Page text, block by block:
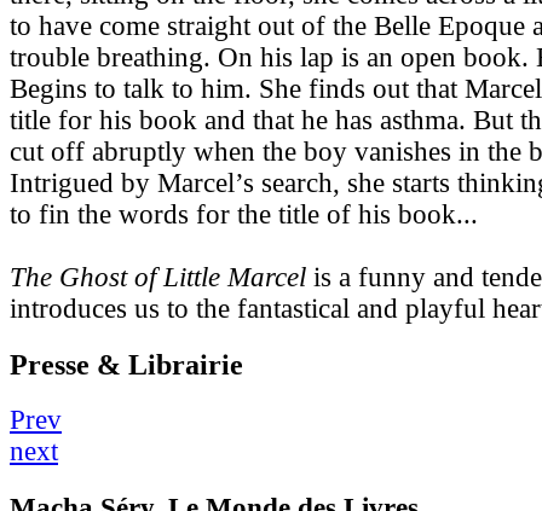
to have come straight out of the Belle Epoque
trouble breathing. On his lap is an open
Begins to talk to him. She finds out that
title for his book and that he has asthma. But
cut off abruptly when the boy vanishes in the
Intrigued by Marcel’s search, she starts
to fin the words for the title of his book...
The Ghost of Little Marcel is a funny and
introduces us to the fantastical and playful
Presse & Librairie
Prev
next